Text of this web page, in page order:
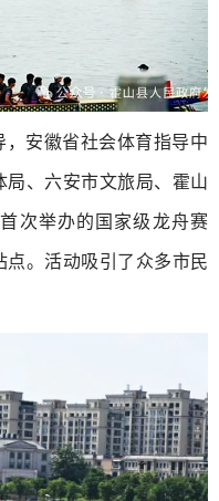
安徽省社会体育指导中
、六安市文旅局、霍山
次举办的国家级龙舟赛
。活动吸引了众多市民